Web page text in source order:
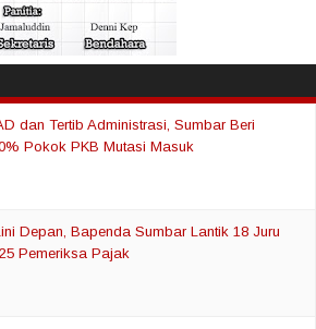
dan Tertib Administrasi, Sumbar Beri
Pokok PKB Mutasi Masuk
Depan, Bapenda Sumbar Lantik 18 Juru
Pemeriksa Pajak